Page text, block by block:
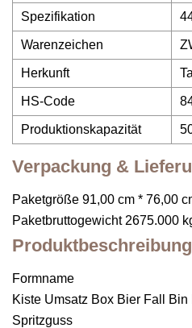
Spezifikation
Warenzeichen
Herkunft
HS-Code
Produktionskapazität
Verpackung &
Paketgröße 91,00 cm * 76,00
Paketbruttogewicht 2675.000
Produktbeschreibung
Formname
Kiste Umsatz Box Bier Fall Bin
Spritzguss